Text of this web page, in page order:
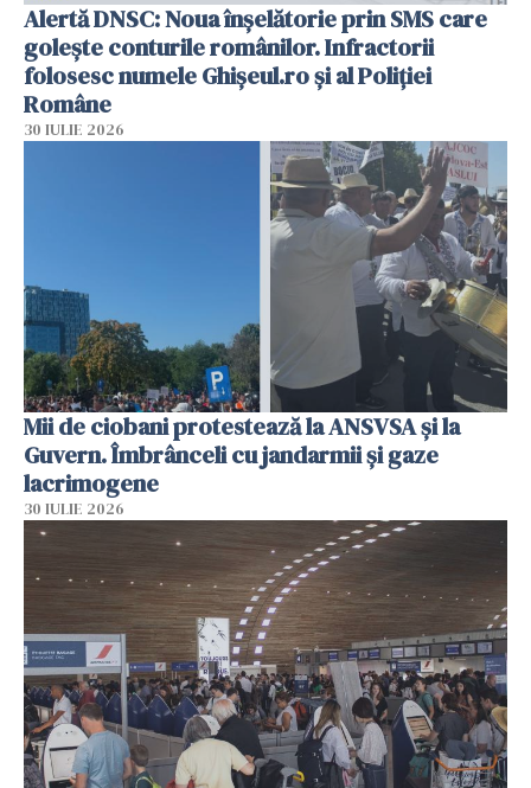
Alertă DNSC: Noua înșelătorie prin SMS care
golește conturile românilor. Infractorii
folosesc numele Ghișeul.ro și al Poliției
Române
30 IULIE 2026
Mii de ciobani protestează la ANSVSA și la
Guvern. Îmbrânceli cu jandarmii și gaze
lacrimogene
30 IULIE 2026